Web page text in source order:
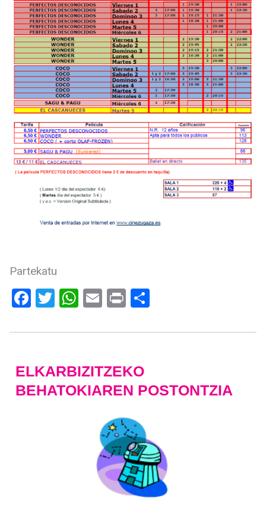
Partekatu
Facebook
Twitter
WhatsApp
Email
PrintShare
ELKARBIZITZEKO
BEHATOKIAREN POSTONTZIA